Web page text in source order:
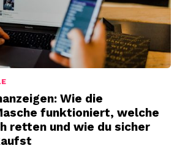
Wie die
funktioniert, welche
retten und wie du sicher